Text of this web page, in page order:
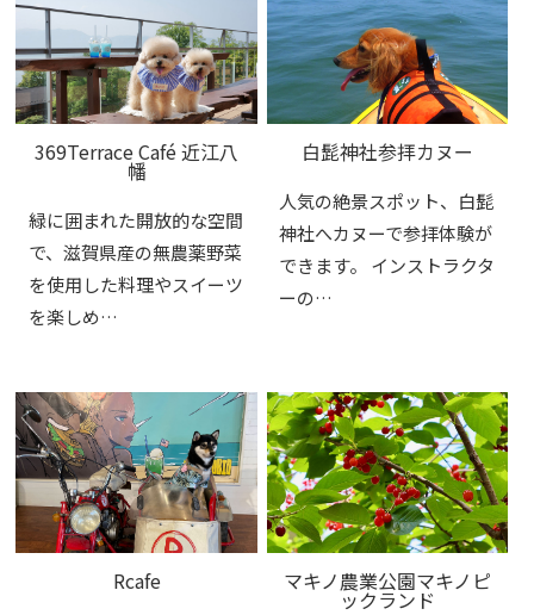
369Terrace Café 近江八
幡
緑に囲まれた開放的な空間
で、滋賀県産の無農薬野菜
を使用した料理やスイーツ
を楽しめ…
白髭神社参拝カヌー
人気の絶景スポット、白髭
神社へカヌーで参拝体験が
できます。 インストラクタ
ーの…
Rcafe マキノ農業公園マキノピ
ックランド